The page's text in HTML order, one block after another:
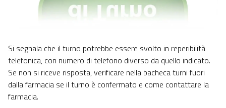
Si segnala che il turno potrebbe essere svolto in reperibilità
telefonica, con numero di telefono diverso da quello indicato.
Se non si riceve risposta, verificare nella bacheca turni fuori
dalla farmacia se il turno è confermato e come contattare la
farmacia.